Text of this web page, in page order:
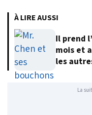
À LIRE AUSSI
Il prend
mois et
les
La